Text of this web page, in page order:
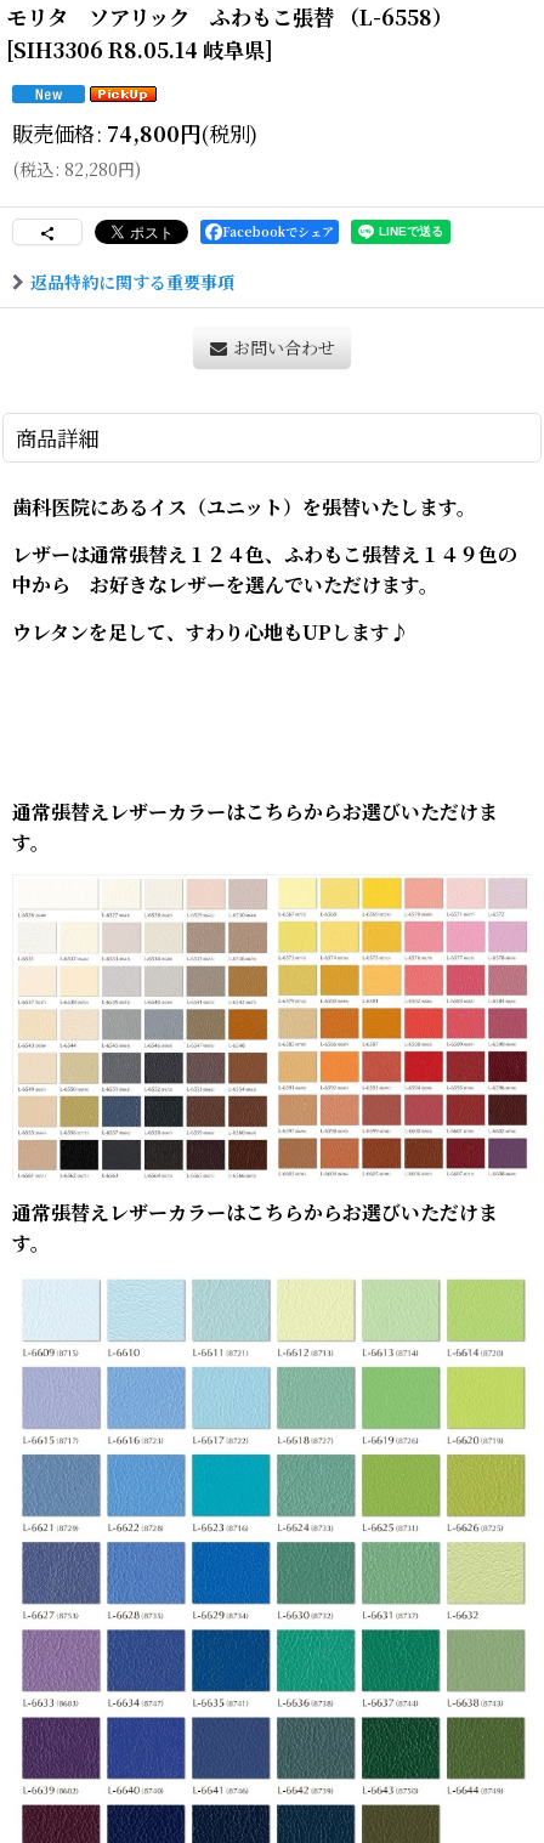
モリタ ソアリック ふわもこ張替 （L-6558）
[SIH3306 R8.05.14 岐阜県]
販売価格: 74,800円(税別)
(税込: 82,280円)
Facebookでシェア
返品特約に関する重要事項
お問い合わせ
商品詳細
歯科医院にあるイス（ユニット）を張替いたします。
レザーは通常張替え１２４色、ふわもこ張替え１４９色の
中から お好きなレザーを選んでいただけます。
ウレタンを足して、すわり心地もUPします♪
通常張替えレザーカラーはこちらからお選びいただけま
す。
通常張替えレザーカラーはこちらからお選びいただけま
す。